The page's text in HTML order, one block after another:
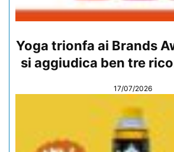
Yoga trionfa ai Brands
si aggiudica ben tre
17/07/2026